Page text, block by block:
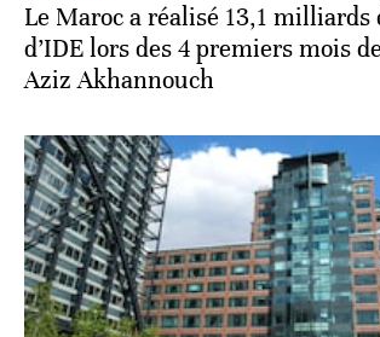
Le Maroc a réalisé 13,1 milliards
d’IDE lors des 4 premiers mois
Aziz Akhannouch